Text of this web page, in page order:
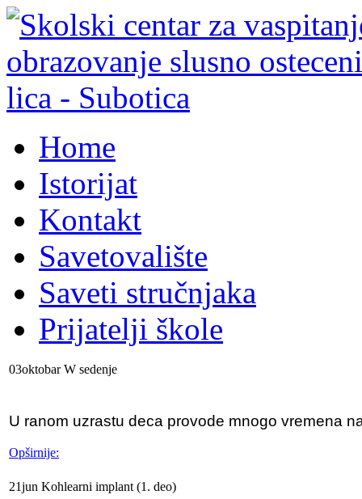
Home
Istorijat
Kontakt
Savetovalište
Saveti stručnjaka
Prijatelji škole
03oktobar W sedenje
U ranom uzrastu deca provode mnogo vremena
Opširnije:
21jun Kohlearni implant (1. deo)